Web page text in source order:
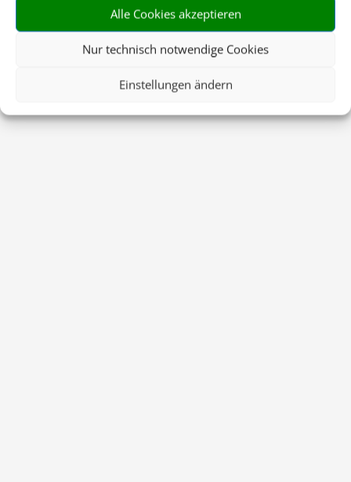
Alle Cookies akzeptieren
Nur technisch notwendige Cookies
Einstellungen ändern